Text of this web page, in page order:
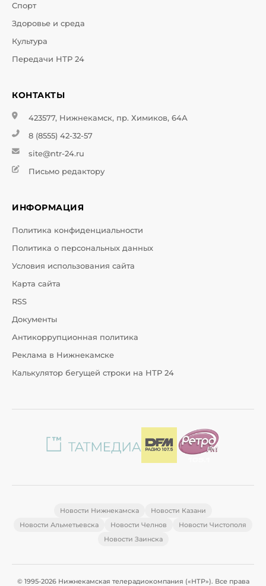
Спорт
Здоровье и среда
Культура
Передачи НТР 24
КОНТАКТЫ
423577, Нижнекамск, пр. Химиков, 64А
8 (8555) 42-32-57
site@ntr-24.ru
Письмо редактору
ИНФОРМАЦИЯ
Политика конфиденциальности
Политика о персональных данных
Условия использования сайта
Карта сайта
RSS
Документы
Антикоррупционная политика
Реклама в Нижнекамске
Калькулятор бегущей строки на НТР 24
Новости Нижнекамска
Новости Казани
Новости Альметьевска
Новости Челнов
Новости Чистополя
Новости Заинска
© 1995-2026 Нижнекамская телерадиокомпания («НТР»). Все права